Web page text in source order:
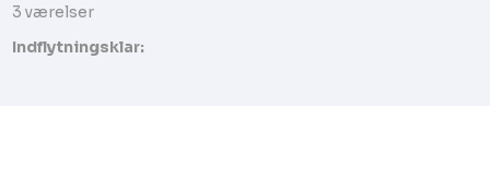
​3 værelser​
Indflytningsklar: